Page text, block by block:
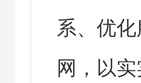
系、优
网，以